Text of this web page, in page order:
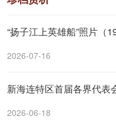
“扬子江上英雄船”照片（
2026-07-16
新海连特区首届各界代表
2026-06-18